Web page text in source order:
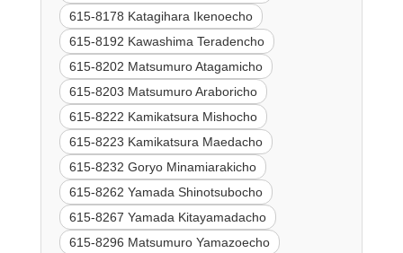
615-8178 Katagihara Ikenoecho
615-8192 Kawashima Teradencho
615-8202 Matsumuro Atagamicho
615-8203 Matsumuro Araboricho
615-8222 Kamikatsura Mishocho
615-8223 Kamikatsura Maedacho
615-8232 Goryo Minamiarakicho
615-8262 Yamada Shinotsubocho
615-8267 Yamada Kitayamadacho
615-8296 Matsumuro Yamazoecho